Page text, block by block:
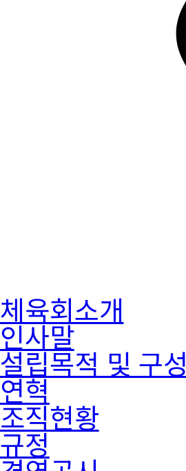
체육회소개
인사말
설립목적 및 구성
연혁
조직현황
규정